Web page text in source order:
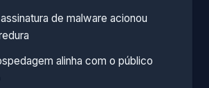
de malware acionou
alinha com o público